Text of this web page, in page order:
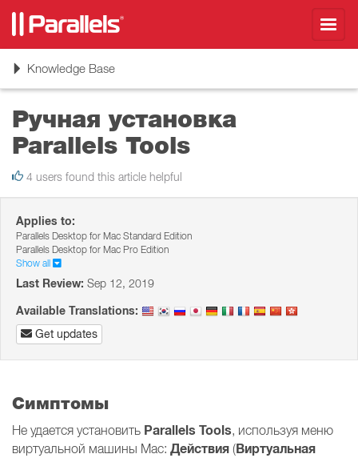
ToggleKnowledge Base
Ручная установка
Parallels Tools
4 users found this article helpful
Applies to:
Parallels Desktop for Mac Standard Edition
Parallels Desktop for Mac Pro Edition
Show all
Last Review: Sep 12, 2019
Available Translations:
Get updates
Симптомы
Не удается установить Parallels Tools, используя меню
виртуальной машины Mac: Действия (Виртуальная